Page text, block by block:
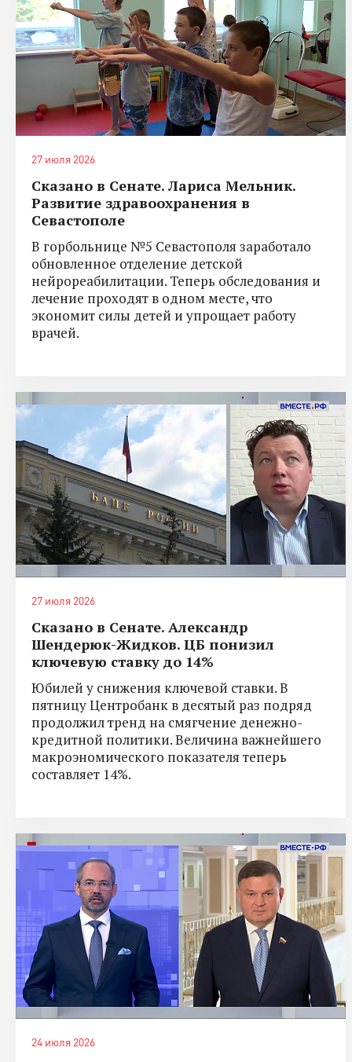
27 июля 2026
Сказано в Сенате. Лариса Мельник.
Развитие здравоохранения в
Севастополе
В горбольнице №5 Севастополя заработало
обновленное отделение детской
нейрореабилитации. Теперь обследования и
лечение проходят в одном месте, что
экономит силы детей и упрощает работу
врачей.
27 июля 2026
Сказано в Сенате. Александр
Шендерюк-Жидков. ЦБ понизил
ключевую ставку до 14%
Юбилей у снижения ключевой ставки. В
пятницу Центробанк в десятый раз подряд
продолжил тренд на смягчение денежно-
кредитной политики. Величина важнейшего
макроэномического показателя теперь
составляет 14%.
24 июля 2026